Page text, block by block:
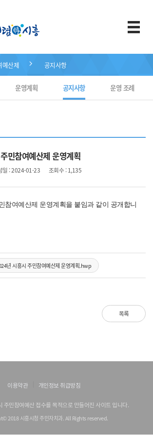
예산제 공지사항
운영계획 공지사항 운영 조례
민참여예산제 운영계획
일 : 2024-01-23 조회수 : 1,135
참여예산제 운영계획을 붙임과 같이 공개합니
년 시흥시 주민참여예산제 운영계획.hwp
목록
이용약관 개인정보 취급방침
주민참여예산 접수를 목적으로 만들어진 사이트 입니다.
2018 시흥시청 주민자치과. All Rights reserved.